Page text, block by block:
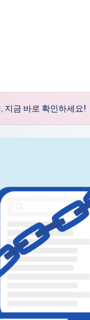
지금 바로 확인하세요!